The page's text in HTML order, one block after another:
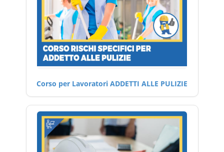
Corso per Lavoratori ADDETTI ALLE PULIZIE